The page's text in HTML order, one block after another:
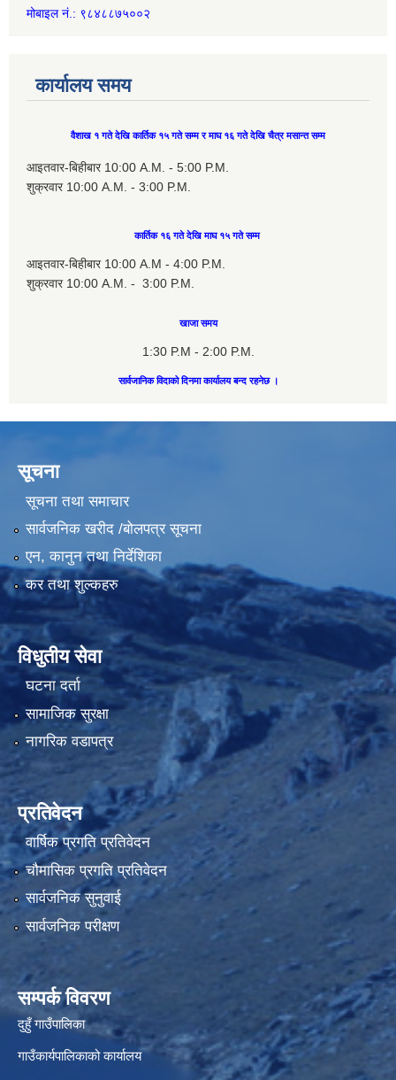
मोबाइल नं.: ९८४८८७५००२
कार्यालय समय
वैशाख १ गते देखि कार्तिक १५ गते सम्म र माघ १६ गते देखि चैत्र मसान्त सम्म
आइतवार-बिहीबार 10:00 A.M. - 5:00 P.M.
शुक्रवार 10:00 A.M. - 3:00 P.M.
कार्तिक १६ गते देखि माघ १५ गते सम्म
आइतवार-बिहीबार 10:00 A.M - 4:00 P.M.
शुक्रवार 10:00 A.M. - 3:00 P.M.
खाजा समय
1:30 P.M - 2:00 P.M.
सार्वजानिक विदाको दिनमा कार्यालय बन्द रहनेछ ।
सूचना
सूचना तथा समाचार
सार्वजनिक खरीद /बोलपत्र सूचना
एन, कानुन तथा निर्देशिका
कर तथा शुल्कहरु
विधुतीय सेवा
घटना दर्ता
सामाजिक सुरक्षा
नागरिक वडापत्र
प्रतिवेदन
वार्षिक प्रगति प्रतिवेदन
चौमासिक प्रगति प्रतिवेदन
सार्वजनिक सुनुवाई
सार्वजनिक परीक्षण
सम्पर्क विवरण
दुहुँ गाउँपालिका
गाउँकार्यपालिकाको कार्यालय